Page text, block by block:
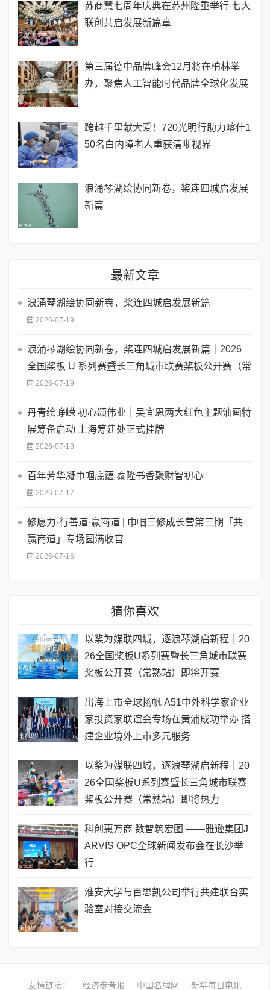
苏商慧七周年庆典在苏州隆重举行 七大
联创共启发展新篇章
第三届德中品牌峰会12月将在柏林举
办，聚焦人工智能时代品牌全球化发展
跨越千里献大爱！720光明行助力喀什1
50名白内障老人重获清晰视界
浪涌琴湖绘协同新卷，桨连四城启发展
新篇
最新文章
浪涌琴湖绘协同新卷，桨连四城启发展新篇
2026-07-19
浪涌琴湖绘协同新卷，桨连四城启发展新篇｜2026
全国桨板 U 系列赛暨长三角城市联赛桨板公开赛（常
2026-07-19
丹青绘峥嵘 初心颂伟业｜吴宜恩两大红色主题油画特
展筹备启动 上海筹建处正式挂牌
2026-07-18
百年芳华凝巾帼底蕴 泰隆书香聚财智初心
2026-07-17
修愿力·行善道·赢商道 | 巾帼三修成长营第三期「共
赢商道」专场圆满收官
2026-07-16
猜你喜欢
以桨为媒联四城，逐浪琴湖启新程｜20
26全国桨板U系列赛暨长三角城市联赛
桨板公开赛（常熟站）即将开赛
出海上市全球扬帆 A51中外科学家企业
家投资家联谊会专场在黄浦成功举办 搭
建企业境外上市多元服务
以桨为媒联四城，逐浪琴湖启新程｜20
26全国桨板U系列赛暨长三角城市联赛
桨板公开赛（常熟站）即将热力
科创惠万商 数智筑宏图 ——雅逊集团J
ARVIS OPC全球新闻发布会在长沙举
行
淮安大学与百思凯公司举行共建联合实
验室对接交流会
友情链接： 经济参考报 中国名牌网 新华每日电讯